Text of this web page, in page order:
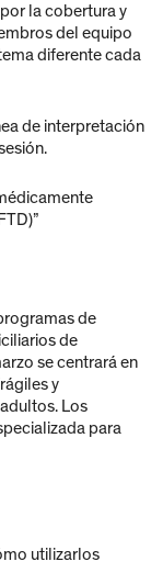
la cobertura y
del equipo
diferente cada
de interpretación
de
de
se centrará en
y
Los
para
utilizarlos